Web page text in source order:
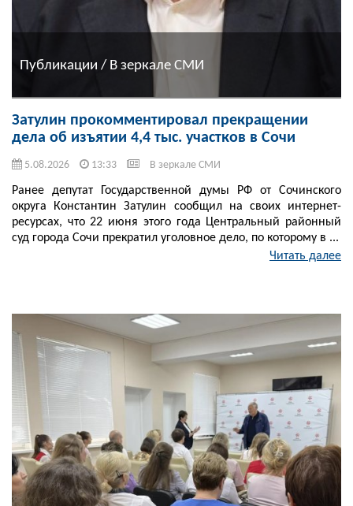
Публикации / В зеркале СМИ
Затулин прокомментировал прекращении
дела об изъятии 4,4 тыс. участков в Сочи
5.08.2026 13:33 В зеркале СМИ
Ранее депутат Государственной думы РФ от Сочинского
округа Константин Затулин сообщил на своих интернет-
ресурсах, что 22 июня этого года Центральный районный
суд города Сочи прекратил уголовное дело, по которому в ...
Читать далее